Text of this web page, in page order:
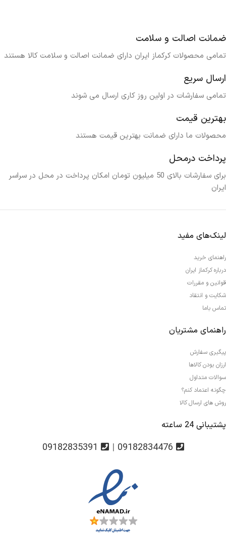
ضمانت اصالت و سلامت
تمامی محصولات کرکماز ایران دارای ضمانت اصالت و سلامت کالا هستند
ارسال سریع
تمامی سفارشات در اولین روز کاری ارسال می شوند
بهترین قیمت
محصولات ما دارای ضمانت بهترین قیمت هستند
پرداخت درمحل
برای سفارشات بالای 50 میلیون تومان امکان پرداخت در محل در سراسر
ایران
لینک‌های مفید
راهنمای خرید
درباره کرکماز ایران
قوانین و مقررات
شکایت و انتقاد
تماس باما
راهنمای مشتریان
پیگیری سفارش
ارزان بودن کالاها
سوالات متداول
چگونه اعتماد کنم؟
روش های ارسال کالا
پشتیبانی 24 ساعته
|